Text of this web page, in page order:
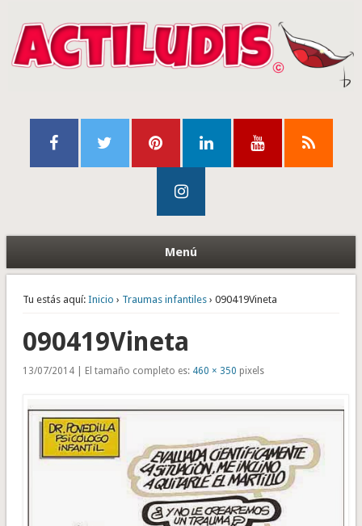
Menú
Tu estás aquí: Inicio › Traumas infantiles› 090419Vineta
090419Vineta
13/07/2014 | El tamaño completo es: 460 × 350 pixels